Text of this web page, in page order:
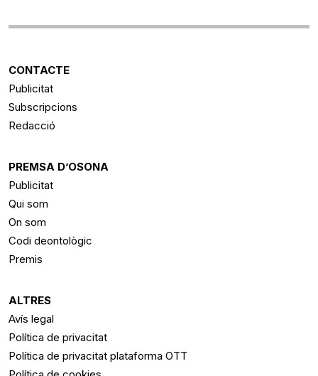
CONTACTE
Publicitat
Subscripcions
Redacció
PREMSA D’OSONA
Publicitat
Qui som
On som
Codi deontològic
Premis
ALTRES
Avís legal
Política de privacitat
Política de privacitat plataforma OTT